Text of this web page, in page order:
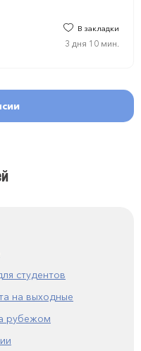
В закладки
3 дня 10 мин.
студентов
на выходные
рубежом